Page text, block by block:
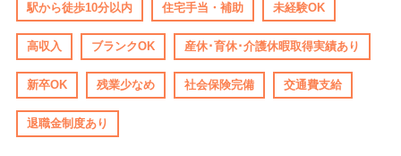
駅から徒歩10分以内 住宅手当・補助 未経験OK
高収入 ブランクOK 産休･育休･介護休暇取得実績あり
新卒OK 残業少なめ 社会保険完備 交通費支給
退職金制度あり